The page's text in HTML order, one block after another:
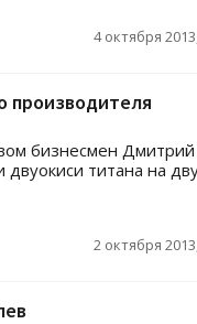
4 октября
производителя
бизнесмен Дмитрий
титана на
2 октября